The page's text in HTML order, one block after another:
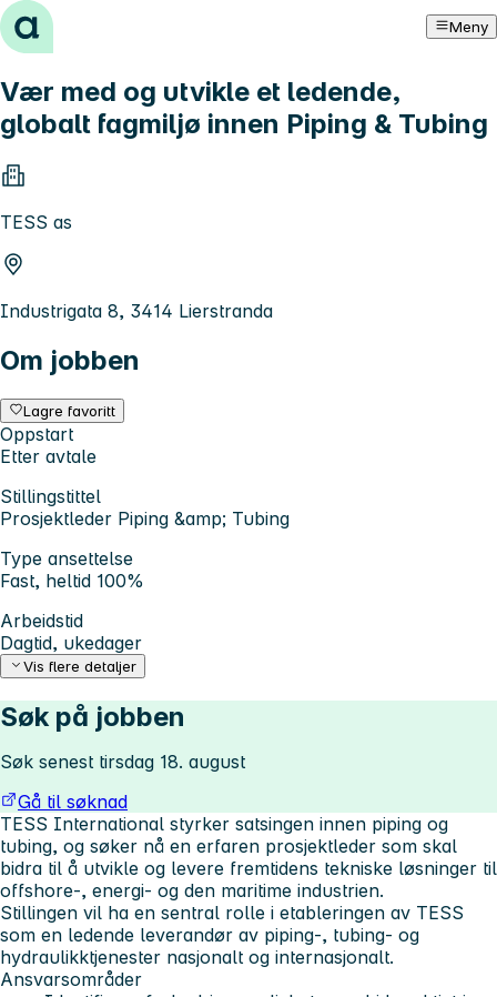
Hopp til innhold Meny
Vær med og utvikle et ledende,
globalt fagmiljø innen Piping & Tubing
TESS as
Industrigata 8, 3414 Lierstranda
Om jobben
Lagre favoritt
Oppstart
Etter avtale
Stillingstittel
Prosjektleder Piping &amp; Tubing
Type ansettelse
Fast, heltid 100%
Arbeidstid
Dagtid, ukedager
Vis flere detaljer
Søk på jobben
Søk senest tirsdag 18. august
Gå til søknad
TESS International styrker satsingen innen piping og
tubing, og søker nå en erfaren prosjektleder som skal
bidra til å utvikle og levere fremtidens tekniske løsninger til
offshore-, energi- og den maritime industrien.
Stillingen vil ha en sentral rolle i etableringen av TESS
som en ledende leverandør av piping-, tubing- og
hydraulikktjenester nasjonalt og internasjonalt.
Ansvarsområder